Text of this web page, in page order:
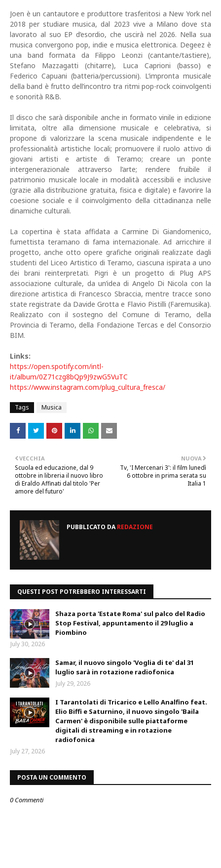
Joen è un cantautore e produttore trasferitosi a New York nel
2018 per studiare musica, dal 2023 vive a Milano dove sta
lavorato al suo EP d’esordio, che uscirà nel 2026. Nella sua
musica convergono pop, indie e musica elettronica. Degeez è
una band formata da Filippo Leonzi (cantante/tastiere),
Stefano Mazzagatti (chitarre), Luca Caprioni (basso) e
Federico Capuani (batteria/percussioni). L’impronta musicale
della band è frutto dell’incontro tra ritmi pop-rock coinvolgenti
e sonorità R&B.
Il disco che sarà disponibile anche in formato vinile in edizione
limitata, oltre alla dimensione musicale e celebrativa, si
propone di valorizzare la scena musicale indipendente e le
professionalità artistiche locali; promuovere il ruolo attivo di
giovani artisti e artiste di Teramo; creare un ponte
intergenerazionale attraverso l’arte; rendere fruibile il
patrimonio musicale locale in modalità accessibili e inclusive
(grazie alla distribuzione gratuita, fisica e digitale) e favorire la
coesione sociale e il coinvolgimento della cittadinanza nelle
dinamiche culturali.
La copertina è stata affidata a Carmine Di Giandomenico,
fumettista teramano di fama internazionale. Ad arricchire il
progetto, anche otto opere grafiche originali realizzate dagli
studenti del Liceo Artistico di Teramo, ciascuna ispirata a uno
dei brani reinterpretati. Pigri è un progetto di Plug APS
associazione culturale, da un’idea di Angelo Di Nicola con la
direzione artistica di Francesco Sbraccia, mentre tracce sono
state registrate da Davide Grotta e Flavio Pistilli (Faremusika).
Realizzato con il sostegno del Comune di Teramo, della
Provincia di Teramo, della Fondazione Tercas e del Consorzio
BIM.
Links:
https://open.spotify.com/intl-
it/album/0Z71czg8bQp9J9zwG5VuTC
https://www.instagram.com/plug_cultura_fresca/
Tags Musica
NUOVA
Tv, 'I Mercenari 3': il film lunedì
6 ottobre in prima serata su
Italia 1
VECCHIA
Scuola ed educazione, dal 9
ottobre in libreria il nuovo libro
di Eraldo Affinati dal titolo 'Per
amore del futuro'
PUBBLICATO DAREDAZIONE
QUESTI POST POTREBBERO INTERESSARTI
Shaza porta 'Estate Roma' sul palco del Radio
Stop Festival, appuntamento il 29 luglio a
Piombino
July 30, 2026
Samar, il nuovo singolo 'Voglia di te' dal 31
luglio sarà in rotazione radiofonica
July 29, 2026
I Tarantolati di Tricarico e Lello Analfino feat.
Elio Biffi e Saturnino, il nuovo singolo 'Baila
Carmen' è disponibile sulle piattaforme
digitali di streaming e in rotazione
radiofonica
July 27, 2026
POSTA UN COMMENTO
0 Commenti